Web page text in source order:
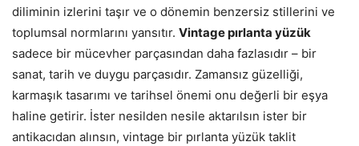
diliminin izlerini taşır ve o dönemin benzersiz stillerini ve
toplumsal normlarını yansıtır. Vintage pırlanta yüzük
sadece bir mücevher parçasından daha fazlasıdır – bir
sanat, tarih ve duygu parçasıdır. Zamansız güzelliği,
karmaşık tasarımı ve tarihsel önemi onu değerli bir eşya
haline getirir. İster nesilden nesile aktarılsın ister bir
antikacıdan alınsın, vintage bir pırlanta yüzük taklit